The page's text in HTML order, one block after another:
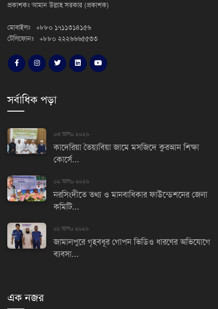
প্রকাশকঃ আমান উল্লাহ সরকার (প্রকাশক)
মোবাইলঃ +৮৮০ ১৭১১৩১৪১৫৬
টেলিফোনঃ +৮৮০ ২২২৬৬৬৫৫৩৩
সর্বাধিক পড়া
০৩ আগu ২০২৬
কাদেরিয়া তৈয়্যবিয়া জামে মসজিদে কুরআন শিক্ষা
কোর্সে...
০২ আগu ২০২৬
নরসিংদীতে তথ্য ও মানবাধিকার ফাউন্ডেশনের জেলা
কমিটি...
০১ আগu ২০২৬
জামালপুরে গৃহবধূর গোপন ভিডিও ধারণের অভিযোগে
ব্যবসা...
এক নজর